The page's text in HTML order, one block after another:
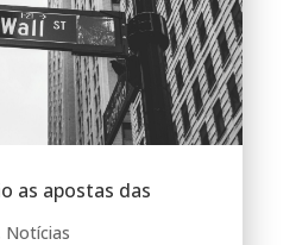
as apostas das
Notícias